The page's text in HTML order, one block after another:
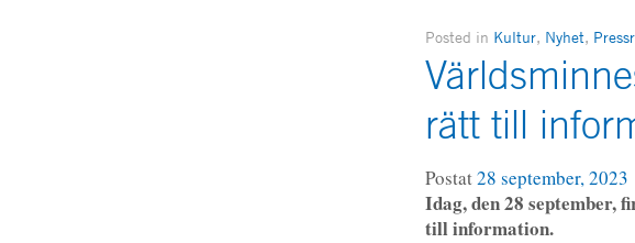
Posted in Kultur, Nyhet,
rätt till
Postat28 september, 2023
Idag, den 28 september,
till information.